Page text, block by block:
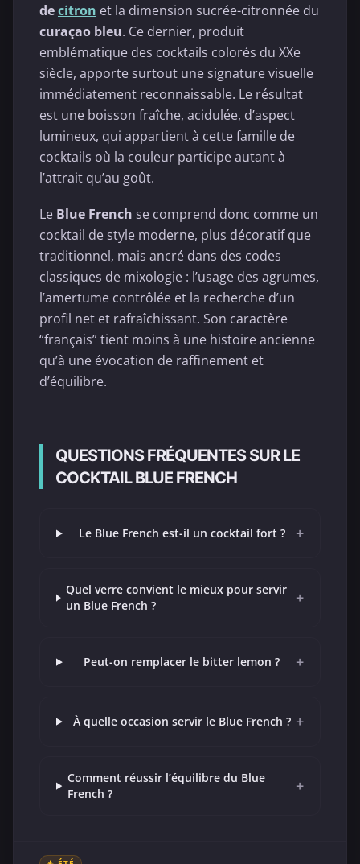
decitron et la dimension sucrée-citronnée du
curaçao bleu. Ce dernier, produit
emblématique des cocktails colorés du XXe
siècle, apporte surtout une signature visuelle
immédiatement reconnaissable. Le résultat
est une boisson fraîche, acidulée, d’aspect
lumineux, qui appartient à cette famille de
cocktails où la couleur participe autant à
l’attrait qu’au goût.
Le Blue French se comprend donc comme un
cocktail de style moderne, plus décoratif que
traditionnel, mais ancré dans des codes
classiques de mixologie : l’usage des agrumes,
l’amertume contrôlée et la recherche d’un
profil net et rafraîchissant. Son caractère
“français” tient moins à une histoire ancienne
qu’à une évocation de raffinement et
d’équilibre.
QUESTIONS FRÉQUENTES SUR LE
COCKTAIL BLUE FRENCH
Le Blue French est-il un cocktail fort ? +
Quel verre convient le mieux pour servir
un Blue French ?
+
Peut-on remplacer le bitter lemon ? +
À quelle occasion servir le Blue French ? +
Comment réussir l’équilibre du Blue
French ?
+